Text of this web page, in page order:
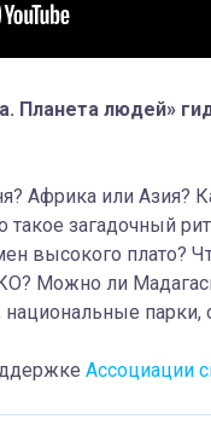
Планета людей»
Африка или Азия?
такое загадочный
высокого плато?
Можно ли
парки,
Ассоциации